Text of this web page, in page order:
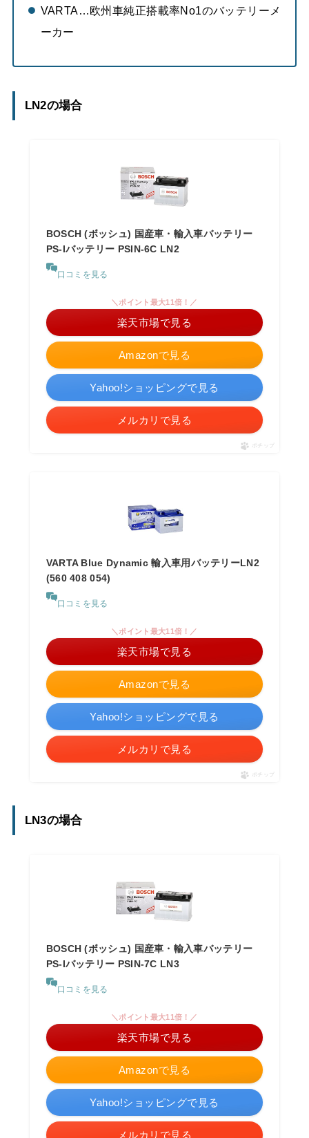
VARTA…欧州車純正搭載率No1のバッテリーメ
ーカー
LN2の場合
BOSCH (ボッシュ) 国産車・輸入車バッテリー
PS-Iバッテリー PSIN-6C LN2
口コミを見る
Amazonで見る
＼ポイント最大11倍！／
楽天市場で見る
Yahoo!ショッピングで見る
メルカリで見る
ポチップ
VARTA Blue Dynamic 輸入車用バッテリーLN2
(560 408 054)
口コミを見る
Amazonで見る
＼ポイント最大11倍！／
楽天市場で見る
Yahoo!ショッピングで見る
メルカリで見る
ポチップ
LN3の場合
BOSCH (ボッシュ) 国産車・輸入車バッテリー
PS-Iバッテリー PSIN-7C LN3
口コミを見る
Amazonで見る
＼ポイント最大11倍！／
楽天市場で見る
Yahoo!ショッピングで見る
メルカリで見る